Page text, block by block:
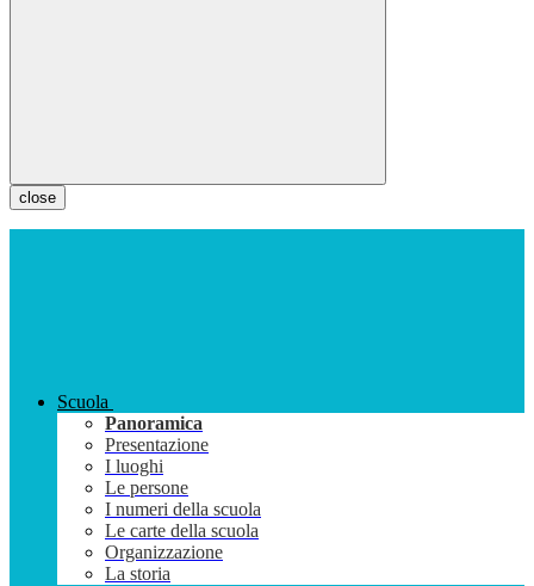
close
Scuola
Panoramica
Presentazione
I luoghi
Le persone
I numeri della scuola
Le carte della scuola
Organizzazione
La storia